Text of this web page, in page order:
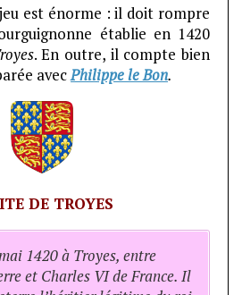
est énorme : il doit rompre
établie en 1420
. En outre, il compte bien
avecPhilippe le Bon.
DE TROYES
1420 à Troyes, entre
et Charles VI de France. Il